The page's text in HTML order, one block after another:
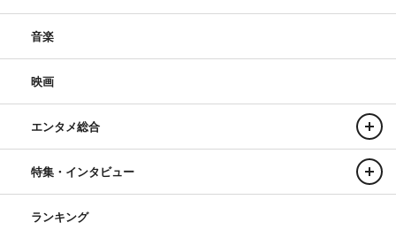
音楽
映画
エンタメ総合
特集・インタビュー
ランキング